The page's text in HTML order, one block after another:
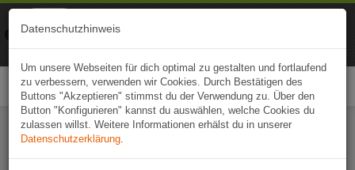
Naviki App jetzt öffnen
Datenschutzhinweis
Um unsere Webseiten für dich optimal zu gestalten und fortlaufend
zu verbessern, verwenden wir Cookies. Durch Bestätigen des
Buttons "Akzeptieren" stimmst du der Verwendung zu. Über den
Button "Konfigurieren" kannst du auswählen, welche Cookies du
zulassen willst. Weitere Informationen erhälst du in unserer
Datenschutzerklärung.
Naviki